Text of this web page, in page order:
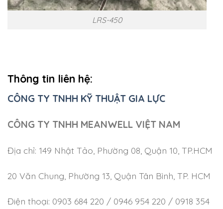
LRS-450
Thông tin liên hệ:
CÔNG TY TNHH KỸ THUẬT GIA LỰC
CÔNG TY TNHH MEANWELL VIỆT NAM
Địa chỉ: 149 Nhật Tảo, Phường 08, Quận 10, TP.HCM
20 Văn Chung, Phường 13, Quận Tân Bình, TP. HCM
Điện thoại: 0903 684 220 / 0946 954 220 / 0918 354